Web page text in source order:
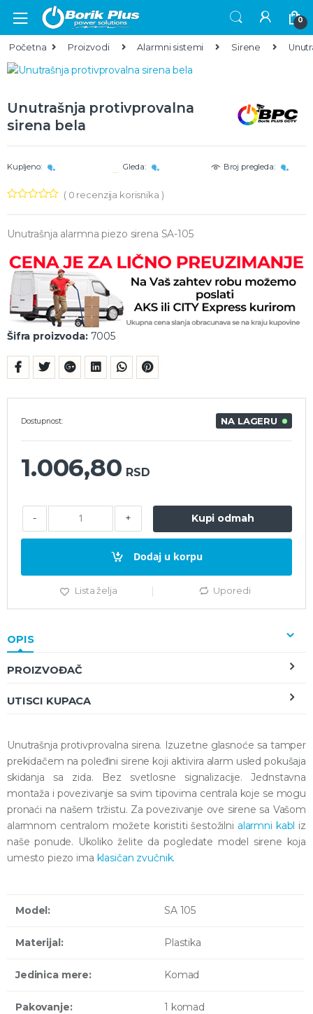
Skip to navigation
Skip to content
0
Početna Proizvodi Alarmni sistemi Sirene
Unutrašnja protivprovalna
sirena bela
Kupljeno: Gleda: Broj pregleda:
( 0 recenzija korisnika )
Unutrašnja alarmna piezo sirena SA-105
Šifra proizvoda: 7005
Dostupnost: NA LAGERU
1.006,80 RSD
- +
Dodaj u korpu
Kupi odmah
Lista želja Uporedi
OPIS
PROIZVOĐAČ
UTISCI KUPACA
Unutrašnja protivprovalna sirena. Izuzetne glasnoće sa tamper
prekidačem na poleđini sirene koji aktivira alarm usled pokušaja
skidanja sa zida. Bez svetlosne signalizacije. Jednstavna
montaža i povezivanje sa svim tipovima centrala koje se mogu
pronaći na našem tržistu. Za povezivanje ove sirene sa Vašom
alarmnom centralom možete koristiti šestožilni alarmni kabl iz
naše ponude. Ukoliko želite da pogledate model sirene koja
umesto piezo ima klasičan zvučnik.
Model: SA 105
Materijal: Plastika
Jedinica mere: Komad
Pakovanje: 1 komad